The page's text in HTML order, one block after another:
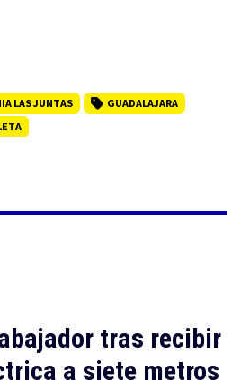
LAS JUNTAS
GUADALAJARA
tras recibir
a siete metros